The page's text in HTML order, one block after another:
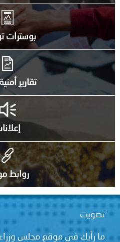
بوسترات
تقارير
روابط
تصويت
ما رأيك في موقع مجلس وزراء